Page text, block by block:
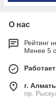
О нас
Рейтинг
Менее 5
г.
пр.